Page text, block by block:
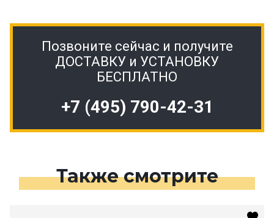
Позвоните сейчас и получите
ДОСТАВКУ и УСТАНОВКУ
БЕСПЛАТНО
+7 (495) 790-42-31
Также смотрите